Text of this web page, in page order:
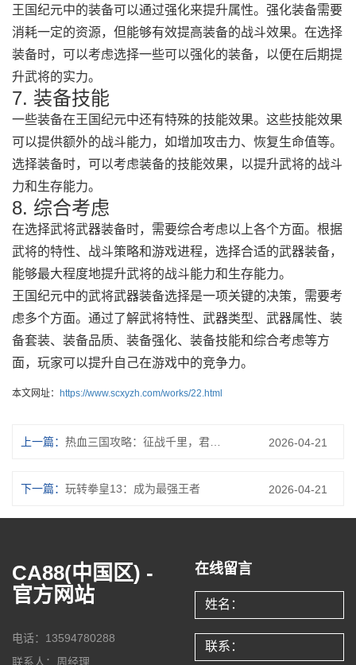
王国纪元中的装备可以通过强化来提升属性。强化装备需要
消耗一定的资源，但能够有效提高装备的战斗效果。在选择
装备时，可以考虑选择一些可以强化的装备，以便在后期提
升武将的实力。
7. 装备技能
一些装备在王国纪元中还有特殊的技能效果。这些技能效果
可以提供额外的战斗能力，如增加攻击力、恢复生命值等。
选择装备时，可以考虑装备的技能效果，以提升武将的战斗
力和生存能力。
8. 综合考虑
在选择武将武器装备时，需要综合考虑以上各个方面。根据
武将的特性、战斗策略和游戏进程，选择合适的武器装备，
能够最大程度地提升武将的战斗能力和生存能力。
王国纪元中的武将武器装备选择是一项关键的决策，需要考
虑多个方面。通过了解武将特性、武器类型、武器属性、装
备套装、装备品质、装备强化、装备技能和综合考虑等方
面，玩家可以提升自己在游戏中的竞争力。
本文网址： https://www.scxyzh.com/works/22.html
上一篇： 2026-04-21
下一篇： 玩转拳皇13：成为最强王者 2026-04-21
CA88(中国区) -
官方网站
电话：13594780288
联系人：周经理
在线留言